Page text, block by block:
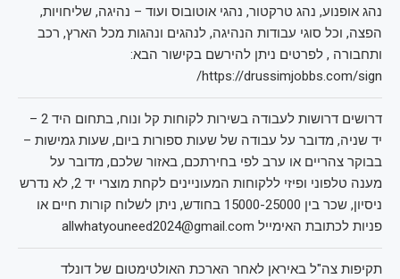
נהג אופנוע, נהג טרקטור, נהגי אוטובוס ועוד – נהיגה, שליחויות,
הפצה, וכל סוגי עבודות הנהיגה, לנהגים ונהגות מכל הארץ, רכב
ותחבורה , לפרטים ניתן להירשם בקישור הבא:
https://drussimjobbs.com/sign/
דרושים דרושות לעבודה בשירות לקוחות קל ונוח, בתחום היד 2 –
יד שניה, מדובר על עבודה של שעות ספורות ביום, שעות גמישות –
בבוקר צהריים או ערב לפי בחירתכם, באזור שלכם, מדובר על
מענה טלפוני ופיזי ללקוחות המעוניינים לקחת מוצרי יד 2, לא נדרש
ניסיון, שכר בין 15000-25000 בחודש, ניתן לשלוח קורות חיים או
פניות לכתובת האימייל allwhatyouneed2024@gmail.com
תקיפות צה"ל באיראן לאחר הארכת האולטימטום של דונלד